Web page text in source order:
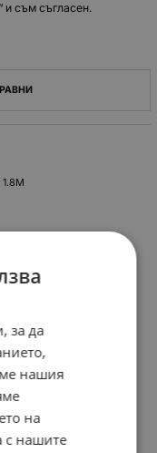
“ и съм съгласен.
за да
нашия
на
с нашите